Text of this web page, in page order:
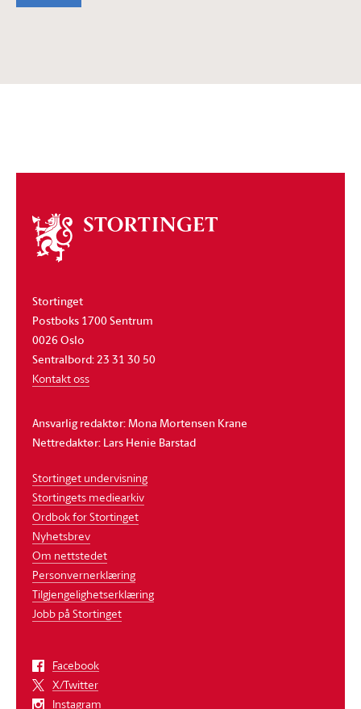
Om
stortinget
Stortinget
Postboks 1700 Sentrum
0026 Oslo
Sentralbord: 23 31 30 50
Kontakt oss
Ansvarlig redaktør: Mona Mortensen Krane
Nettredaktør: Lars Henie Barstad
Stortinget undervisning
Stortingets mediearkiv
Ordbok for Stortinget
Nyhetsbrev
Om nettstedet
Personvernerklæring
Tilgjengelighetserklæring
Jobb på Stortinget
Facebook
X/Twitter
Instagram